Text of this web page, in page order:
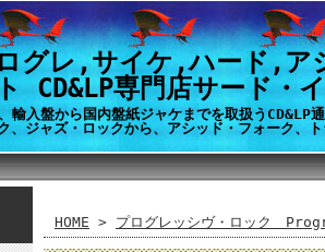
グレ,サイケ,ハード,ア
CD&LP専門店サード・
入盤から国内盤紙ジャケまでを取扱うCD&LP
、ジャズ・ロックから、アシッド・フォーク、
HOME > プログレッシヴ・ロック